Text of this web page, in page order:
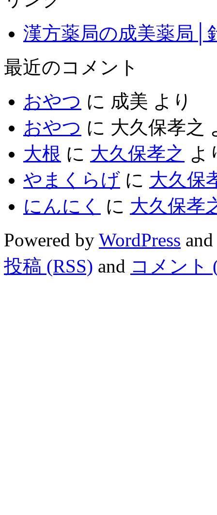
漢方薬局の成美薬局│
最近のコメント
おやつ に 成美 より
おやつ に 大久保孝之
大根 に 大久保孝之 よ
やまくらげ に 大久保
にんにく
に 大久保孝
Powered by WordPress
投稿 (RSS) and コメント